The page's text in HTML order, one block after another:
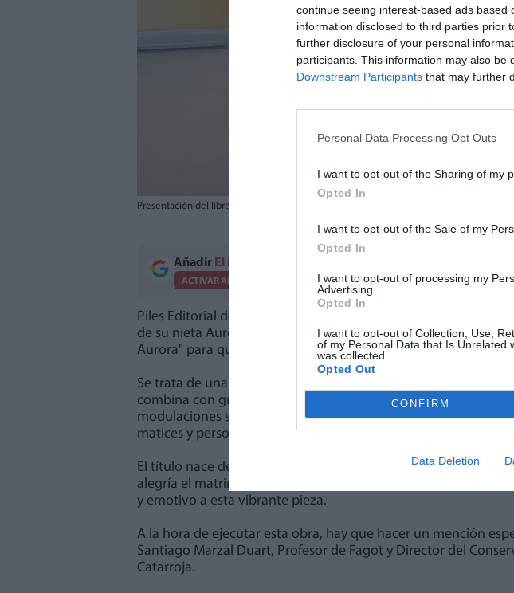
continue seeing interest-based ads
information disclosed to third parties prior
further disclosure of your personal
participants. This information may also be
Downstream Participants that may further
Personal Data Processing Opt Outs
I want to opt-out of the Sharing of my
Opted In
I want to opt-out of the Sale of my
Opted In
I want to opt-out of processing my
Advertising.
Opted In
I want to opt-out of Collection, Use,
of my Personal Data that Is Unrelated
was collected.
Opted Out
CONFIRM
Data Deletion
Presentación del libreto. /EPDA
Añadir El Periodico de Aquí
ACTIVAR AHORA
Piles Editorial de Música anuncia que Juan Muñoz Orero, con
de su nieta Aurora, ha compuesto una pieza musical que
Aurora" para quinteto de viento.
Se trata de una obra de estilo contemporáneo, con una
combina con gran riqueza recursos como armonía tonal,
modulaciones súbitas y dominantes secundarias, creando un
matices y personalidad.
El título nace de una inspiración muy especial: su nieta
alegría el matrimonio formado por Juan y Mª Trini, aportando
y emotivo a esta vibrante pieza.
A la hora de ejecutar esta obra, hay que hacer un mención
Santiago Marzal Duart, Profesor de Fagot y Director del
Catarroja.